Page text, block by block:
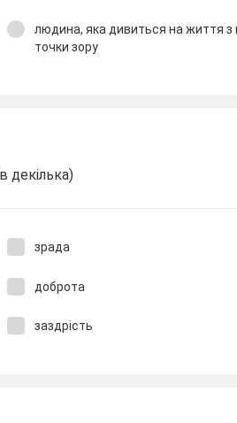
людина, яка дивиться на життя з
точки зору
декілька)
зрада
доброта
заздрість